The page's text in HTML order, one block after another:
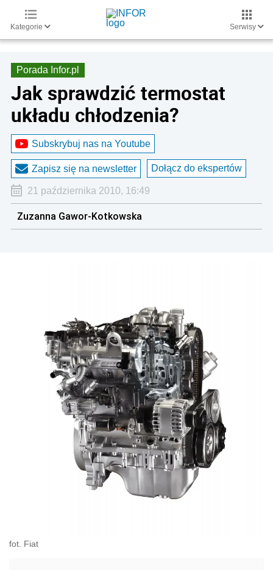
Kategorie Serwisy
Porada Infor.pl
Jak sprawdzić termostat
układu chłodzenia?
Subskrybuj nas na Youtube
Zapisz się na newsletter Dołącz do ekspertów
21 października 2010, 16:49
Zuzanna Gawor-Kotkowska
fot. Fiat